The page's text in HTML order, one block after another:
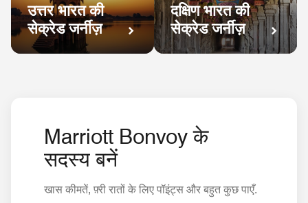
उत्तर भारत की
सेक्रेड जर्नीज़
दक्षिण भारत की
सेक्रेड जर्नीज़
Marriott Bonvoy के
सदस्य बनें
खास कीमतें, फ़्री रातों के लिए पॉइंट्स और बहुत कुछ पाएँ.